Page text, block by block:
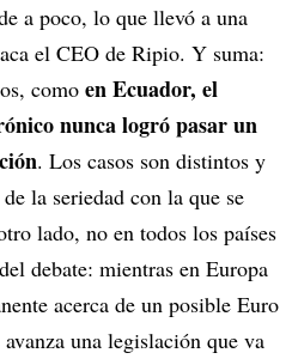
a poco, lo que llevó a una
el CEO de Ripio. Y suma:
como en Ecuador, el
nunca logró pasar un
. Los casos son distintos y
la seriedad con la que se
lado, no en todos los países
debate: mientras en Europa
acerca de un posible Euro
una legislación que va